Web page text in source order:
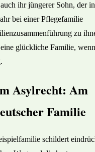
ihr jüngerer Sohn, der
bei einer Pflegefamilie
zu
glückliche Familie, wenn
Asylrecht: Am
Familie
schildert